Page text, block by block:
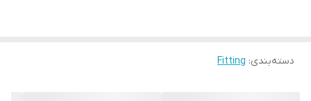
دسته‌بندی:
Fitting